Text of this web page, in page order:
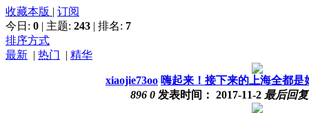
收藏本版 | 订阅
今日: 0 | 主题: 243 | 排名: 7
排序方式
最新 | 热门 | 精华
xiaojie73oo 嗨起来！接下来的上海全都是
896 0 发表时间： 2017-11-2 最后回